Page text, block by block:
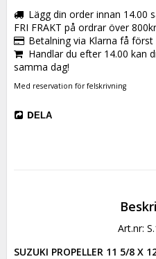
Lägg din order innan 14.00
FRI FRAKT på ordrar över 800kr
Betalning via Klarna få
Handlar du efter 14.00 kan
samma dag!
Med reservation för felskrivning
DELA
Art.nr:
SUZUKI PROPELLER 11 5/8 X